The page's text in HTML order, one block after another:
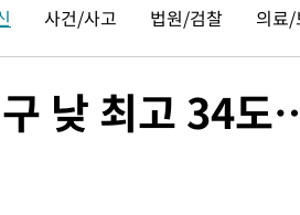
전자·SK하이닉스 동반 강보합…1%대 상승
, 5.95포인트(0.74%) 상승한 807.62개장
스쿠스 교외에서 미니버스 폭발.. 14명 부상,
한더위…서울 낮 39도 '폭염중대경보'
서 "적국 목표물들"과 대치로 남부 케슘섬에
사건/사고 법원/검찰 의료/
낮 최고 34